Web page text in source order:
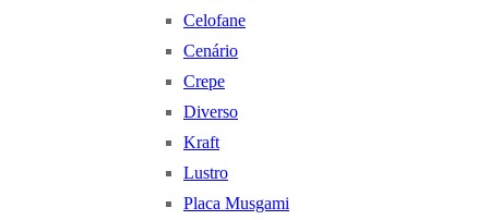
Celofane
Cenário
Crepe
Diverso
Kraft
Lustro
Placa Musgami